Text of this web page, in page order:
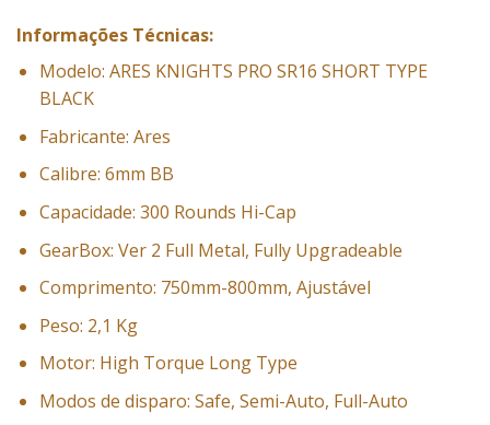
Informações Técnicas:
Modelo: ARES KNIGHTS PRO SR16 SHORT TYPE
BLACK
Fabricante: Ares
Calibre: 6mm BB
Capacidade: 300 Rounds Hi-Cap
GearBox: Ver 2 Full Metal, Fully Upgradeable
Comprimento: 750mm-800mm, Ajustável
Peso: 2,1 Kg
Motor: High Torque Long Type
Modos de disparo: Safe, Semi-Auto, Full-Auto